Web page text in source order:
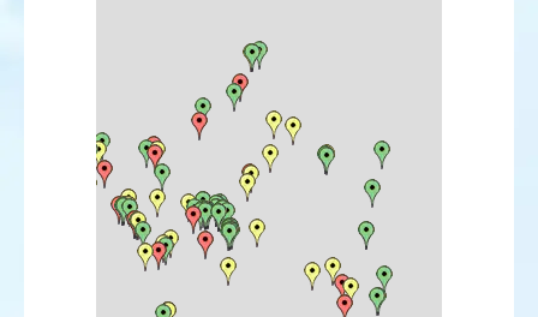
Océanite tempête
Océanite culblanc
Fou à pieds rouges
Fou brun
Cormoran pygmée
Pélican blanc
Butor étoilé
Blongios nain
Bihoreau gris
Crabier chevelu